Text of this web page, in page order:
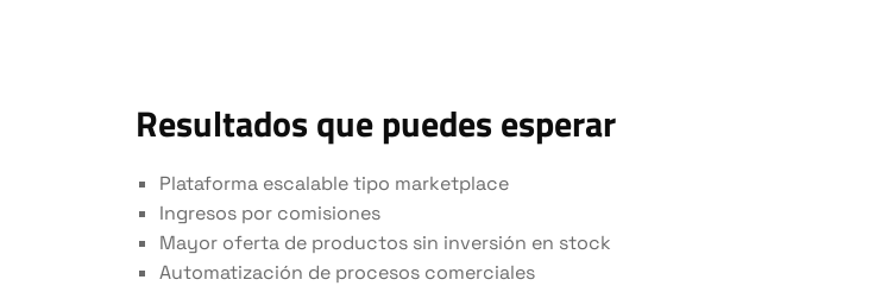
Resultados que puedes esperar
Plataforma escalable tipo marketplace
Ingresos por comisiones
Mayor oferta de productos sin inversión en stock
Automatización de procesos comerciales